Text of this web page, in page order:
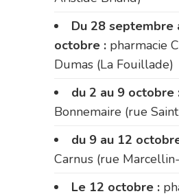
Du 28 septembre
octobre : pharmacie
Dumas (La Fouillade)
du 2 au 9 octobre
Bonnemaire (rue
du 9 au 12
Carnus (rue
Le 12 octobre :